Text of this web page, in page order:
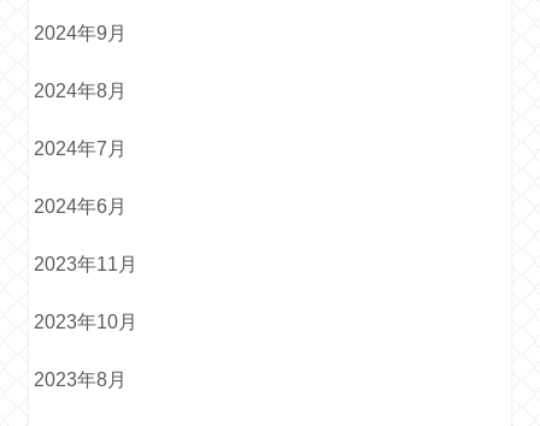
2024年9月
2024年8月
2024年7月
2024年6月
2023年11月
2023年10月
2023年8月